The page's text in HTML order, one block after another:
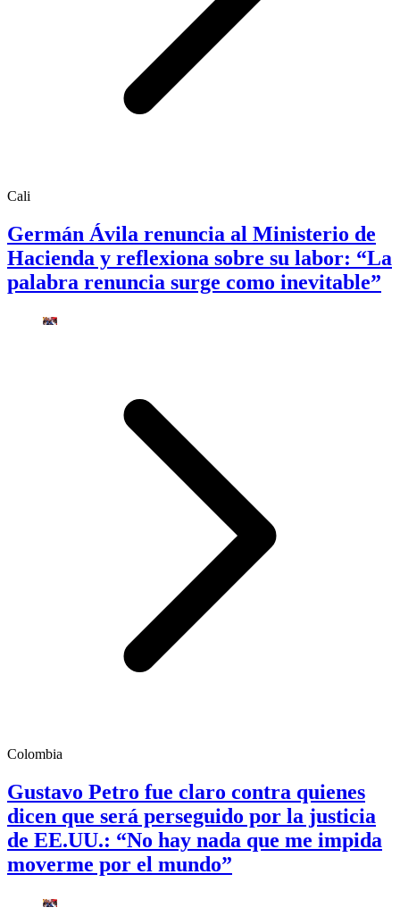
Cali
Germán Ávila renuncia al Ministerio de
Hacienda y reflexiona sobre su labor: “La
palabra renuncia surge como inevitable”
Colombia
Gustavo Petro fue claro contra quienes
dicen que será perseguido por la justicia
de EE.UU.: “No hay nada que me impida
moverme por el mundo”